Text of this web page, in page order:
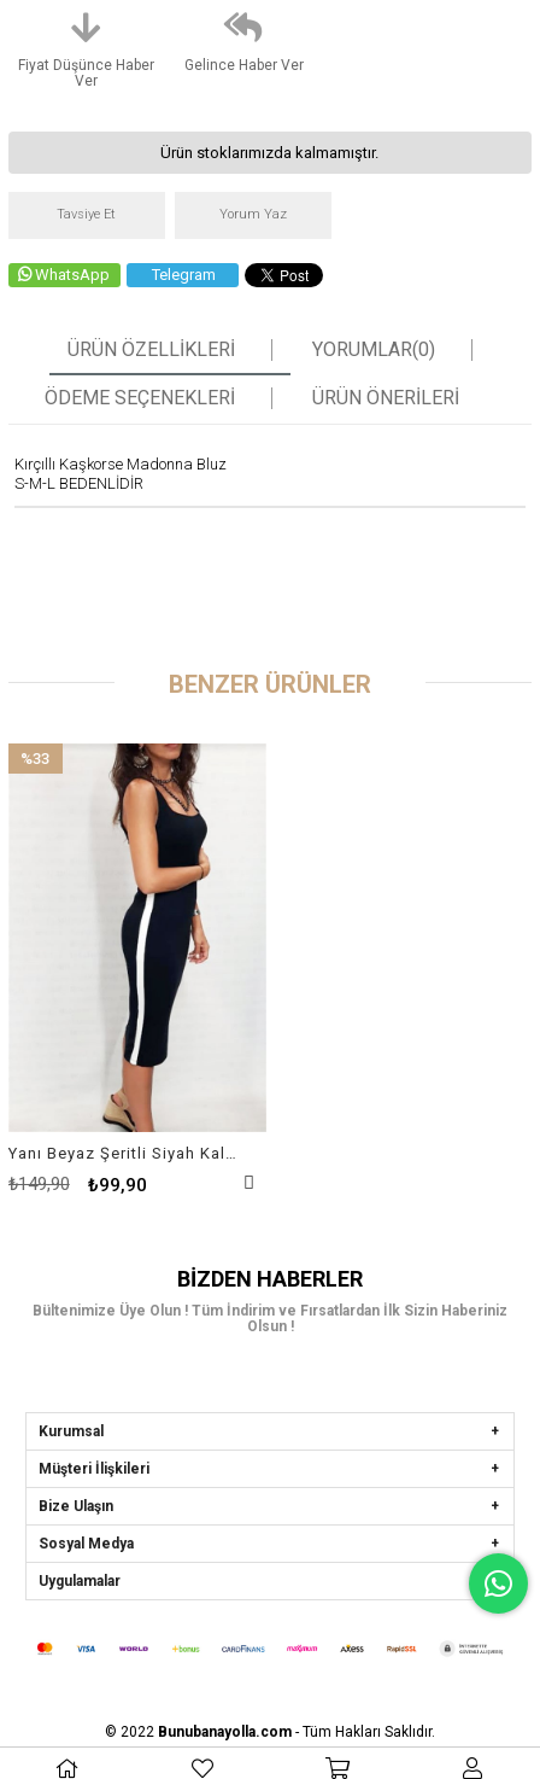
Fiyat Düşünce Haber
Ver
Gelince Haber Ver
Ürün stoklarımızda kalmamıştır.
Tavsiye Et Yorum Yaz
WhatsApp Telegram
ÜRÜN ÖZELLIKLERI YORUMLAR(0)
ÖDEME SEÇENEKLERI ÜRÜN ÖNERILERI
Kırçıllı Kaşkorse Madonna Bluz
S-M-L BEDENLİDİR
BENZER ÜRÜNLER
₺99,90
₺149,90
%33
BIZDEN HABERLER
Bültenimize Üye Olun ! Tüm İndirim ve Fırsatlardan İlk Sizin Haberiniz
Olsun !
Kurumsal
Müşteri İlişkileri
Bize Ulaşın
Sosyal Medya
Uygulamalar
© 2022 Bunubanayolla.com- Tüm Hakları Saklıdır.